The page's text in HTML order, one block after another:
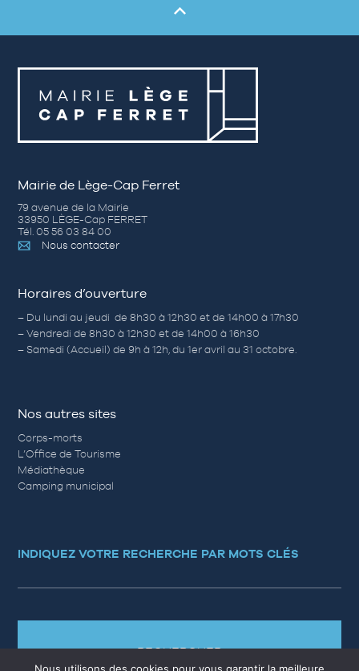
Mairie de Lège-Cap Ferret
79 avenue de la Mairie
33950 LÈGE-Cap FERRET
Tél. 05 56 03 84 00
Nous contacter
Horaires d’ouverture
– Du lundi au jeudi de 8h30 à 12h30 et de 14h00 à 17h30
– Vendredi de 8h30 à 12h30 et de 14h00 à 16h30
– Samedi (Accueil) de 9h à 12h, du 1er avril au 31 octobre.
Nos autres sites
Corps-morts
L’Office de Tourisme
Médiathèque
Camping municipal
INDIQUEZ VOTRE RECHERCHE PAR MOTS CLÉS
RECHERCHER